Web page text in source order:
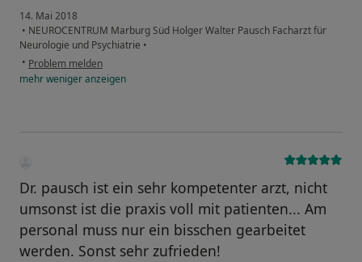
14. Mai 2018
• NEUROCENTRUM Marburg Süd Holger Walter Pausch Facharzt für
Neurologie und Psychiatrie •
• Problem melden
mehrwenigeranzeigen
Dr. pausch ist ein sehr kompetenter arzt, nicht
umsonst ist die praxis voll mit patienten... Am
personal muss nur ein bisschen gearbeitet
werden. Sonst sehr zufrieden!